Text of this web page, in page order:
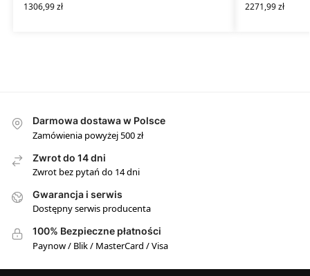
1306,99zł 2271,99zł
Darmowa dostawa w Polsce
Zamówienia powyżej 500 zł
Zwrot do 14 dni
Zwrot bez pytań do 14 dni
Gwarancja i serwis
Dostępny serwis producenta
100% Bezpieczne płatności
Paynow / Blik / MasterCard / Visa